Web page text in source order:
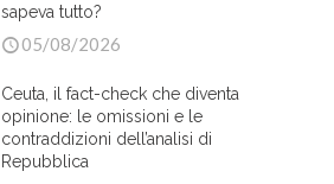
sapeva tutto?
05/08/2026
Ceuta, il fact-check che diventa
opinione: le omissioni e le
contraddizioni dell’analisi di
Repubblica